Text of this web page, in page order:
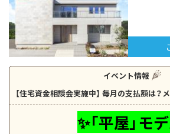
イベント情報
✨「平屋」モデル